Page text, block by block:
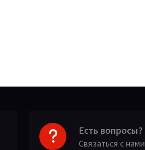
Есть вопросы?
Связаться с нами